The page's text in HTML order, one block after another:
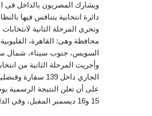
دائرة انتخابية يتنافس فيها بالنظام الفردى 1316 مرشحا وقائمة بقطاعي القاهرة وجنوب
محافظة وهى: القاهرة،
السويس، جنوب سيناء، شمال
15 و16 ديسمبر المقبل، وفي الداخل يومي 17 و18 من الشهر ذاته، على أن تعلن نتيجة جولة الإعادة يوم 25 ديسمبر المقبل.